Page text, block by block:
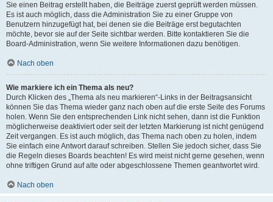
Sie einen Beitrag erstellt haben, die Beiträge zuerst geprüft werden müssen.
Es ist auch möglich, dass die Administration Sie zu einer Gruppe von
Benutzern hinzugefügt hat, bei denen sie die Beiträge erst begutachten
möchte, bevor sie auf der Seite sichtbar werden. Bitte kontaktieren Sie die
Board-Administration, wenn Sie weitere Informationen dazu benötigen.
Nach oben
Wie markiere ich ein Thema als neu?
Durch Klicken des „Thema als neu markieren“-Links in der Beitragsansicht
können Sie das Thema wieder ganz nach oben auf die erste Seite des Forums
holen. Wenn Sie den entsprechenden Link nicht sehen, dann ist die Funktion
möglicherweise deaktiviert oder seit der letzten Markierung ist nicht genügend
Zeit vergangen. Es ist auch möglich, das Thema nach oben zu holen, indem
Sie einfach eine Antwort darauf schreiben. Stellen Sie jedoch sicher, dass Sie
die Regeln dieses Boards beachten! Es wird meist nicht gerne gesehen, wenn
ohne triftigen Grund auf alte oder abgeschlossene Themen geantwortet wird.
Nach oben